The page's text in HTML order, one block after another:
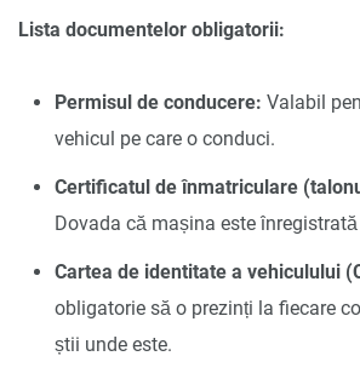
Lista documentelor obligatorii:
Permisul de conducere: Valabil
vehicul pe care o conduci.
Certificatul de înmatriculare
Dovada că mașina este
Cartea de identitate a vehiculului
obligatorie să o prezinți la fiecare
știi unde este.